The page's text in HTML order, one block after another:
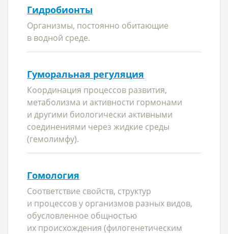
Гидробионты
Организмы, постоянно обитающие
в водной среде.
Гуморальная регуляция
Координация процессов развития,
метаболизма и активности гормонами
и другими биологически активными
соединениями через жидкие среды
(гемолимфу).
Гомология
Соответствие свойств, структур
и процессов у организмов разных видов,
обусловленное общностью
их происхождения (филогенетическим